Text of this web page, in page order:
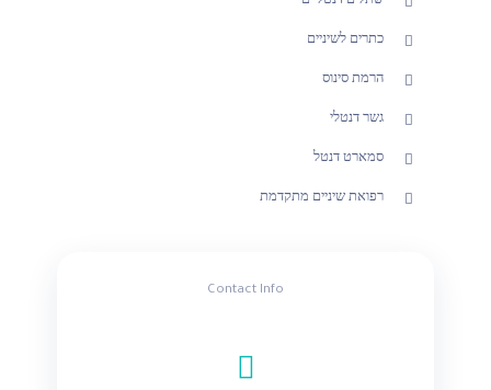
כתרים לשיניים
הרמת סינוס
גשר דנטלי
סמארט דנטל
רפואת שיניים מתקדמת
Contact Info